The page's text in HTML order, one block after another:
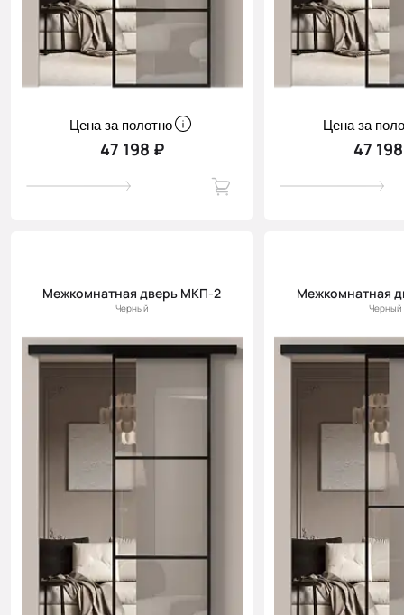
Цена за полотно
47 198 ₽
Цена за
47
Межкомнатная дверь МКП-2
Черный
Межкомнатная
Черный